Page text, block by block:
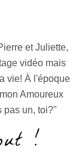
et Juliette,
vidéo mais
vie! À l'époque
Amoureux
pas un, toi?"
!